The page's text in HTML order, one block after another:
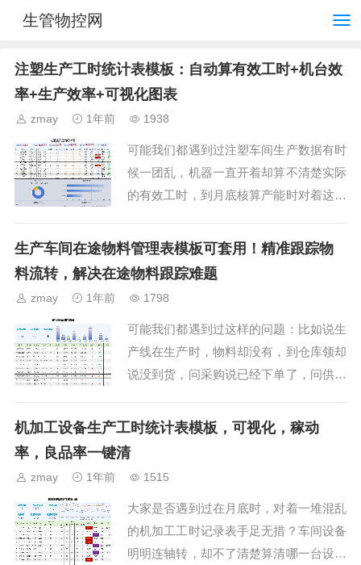
生管物控网
注塑生产工时统计表模板：自动算有效工时+机台效
率+生产效率+可视化图表
zmay 1年前 1938
可能我们都遇到过注塑车间生产数据有时
候一团乱，机器一直开着却算不清楚实际
的有效工时，到月底核算产能时对着这些
却拿不出依据。导致这些问题的根源，就
在于没有一个统一的统...
生产车间在途物料管理表模板可套用！精准跟踪物
料流转，解决在途物料跟踪难题
zmay 1年前 1798
可能我们都遇到过这样的问题：比如说生
产线在生产时，物料却没有，到仓库领却
说没到货，问采购说已经下单了，问供应
物料信息管理混乱，导致产线停工待
机加工设备生产工时统计表模板，可视化，稼动
率，良品率一键清
zmay 1年前 1515
大家是否遇到过在月底时，对着一堆混乱
的机加工工时记录表手足无措？车间设备
明明连轴转，却不了清楚算清哪一台设备